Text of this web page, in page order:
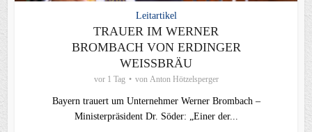
Leitartikel
TRAUER IM WERNER
BROMBACH VON ERDINGER
WEISSBRÄU
vor 1 Tag von Anton Hötzelsperger
Bayern trauert um Unternehmer Werner Brombach –
Ministerpräsident Dr. Söder: „Einer der...